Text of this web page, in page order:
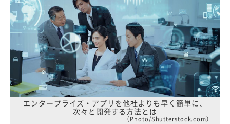
エンタープライズ・アプリを他社よりも早く簡単に、
次々と開発する方法とは
（Photo/Shutterstock.com）